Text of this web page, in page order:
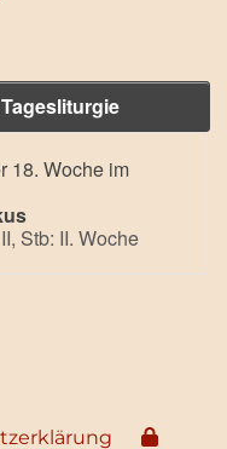
18. Woche im
Stb: II. Woche